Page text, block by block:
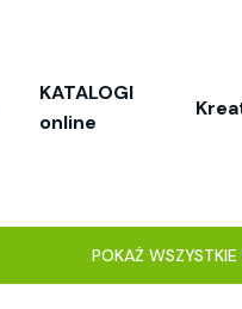
KATALOGI
online
POKAŻ WSZYSTKIE